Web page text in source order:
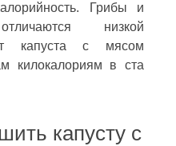
Грибы и
низкой
капуста с мясом
килокалориям в ста
капусту с